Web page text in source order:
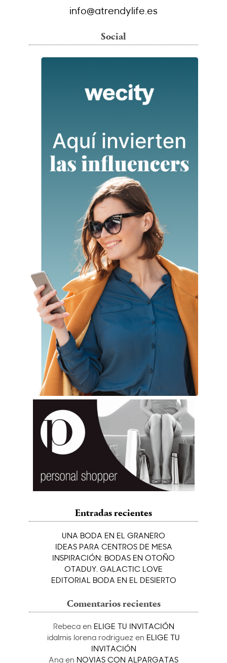
info@atrendylife.es
Social
Entradas recientes
UNA BODA EN EL GRANERO
IDEAS PARA CENTROS DE MESA
INSPIRACIÓN: BODAS EN OTOÑO
OTADUY. GALACTIC LOVE
EDITORIAL BODA EN EL DESIERTO
Comentarios recientes
Rebecaen ELIGE TU INVITACIÓN
idalmis lorena rodriguez en ELIGE TU
INVITACIÓN
Ana en NOVIAS CON ALPARGATAS